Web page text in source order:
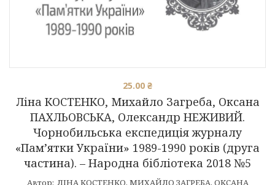
Ліна КОСТЕНКО, Михайло Загреба, Оксана
ПАХЛЬОВСЬКА, Олександр НЕЖИВИЙ.
Чорнобильська експедиція журналу
«Пам’ятки України» 1989-1990 років (друга
частина). – Народна бібліотека 2018 №5
25.00 ₴
Автор: ЛІНА КОСТЕНКО, МИХАЙЛО ЗАГРЕБА, ОКСАНА